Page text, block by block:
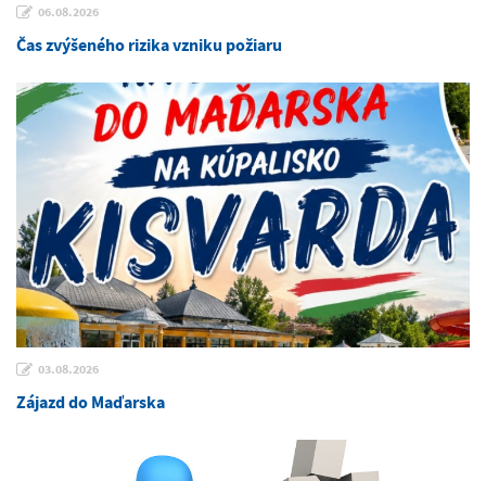
06.08.2026
Čas zvýšeného rizika vzniku požiaru
03.08.2026
Zájazd do Maďarska